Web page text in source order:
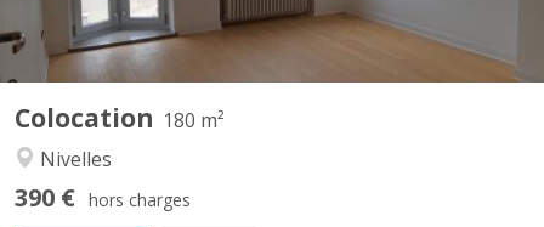
Colocation 180 m²
Nivelles
390 € hors charges